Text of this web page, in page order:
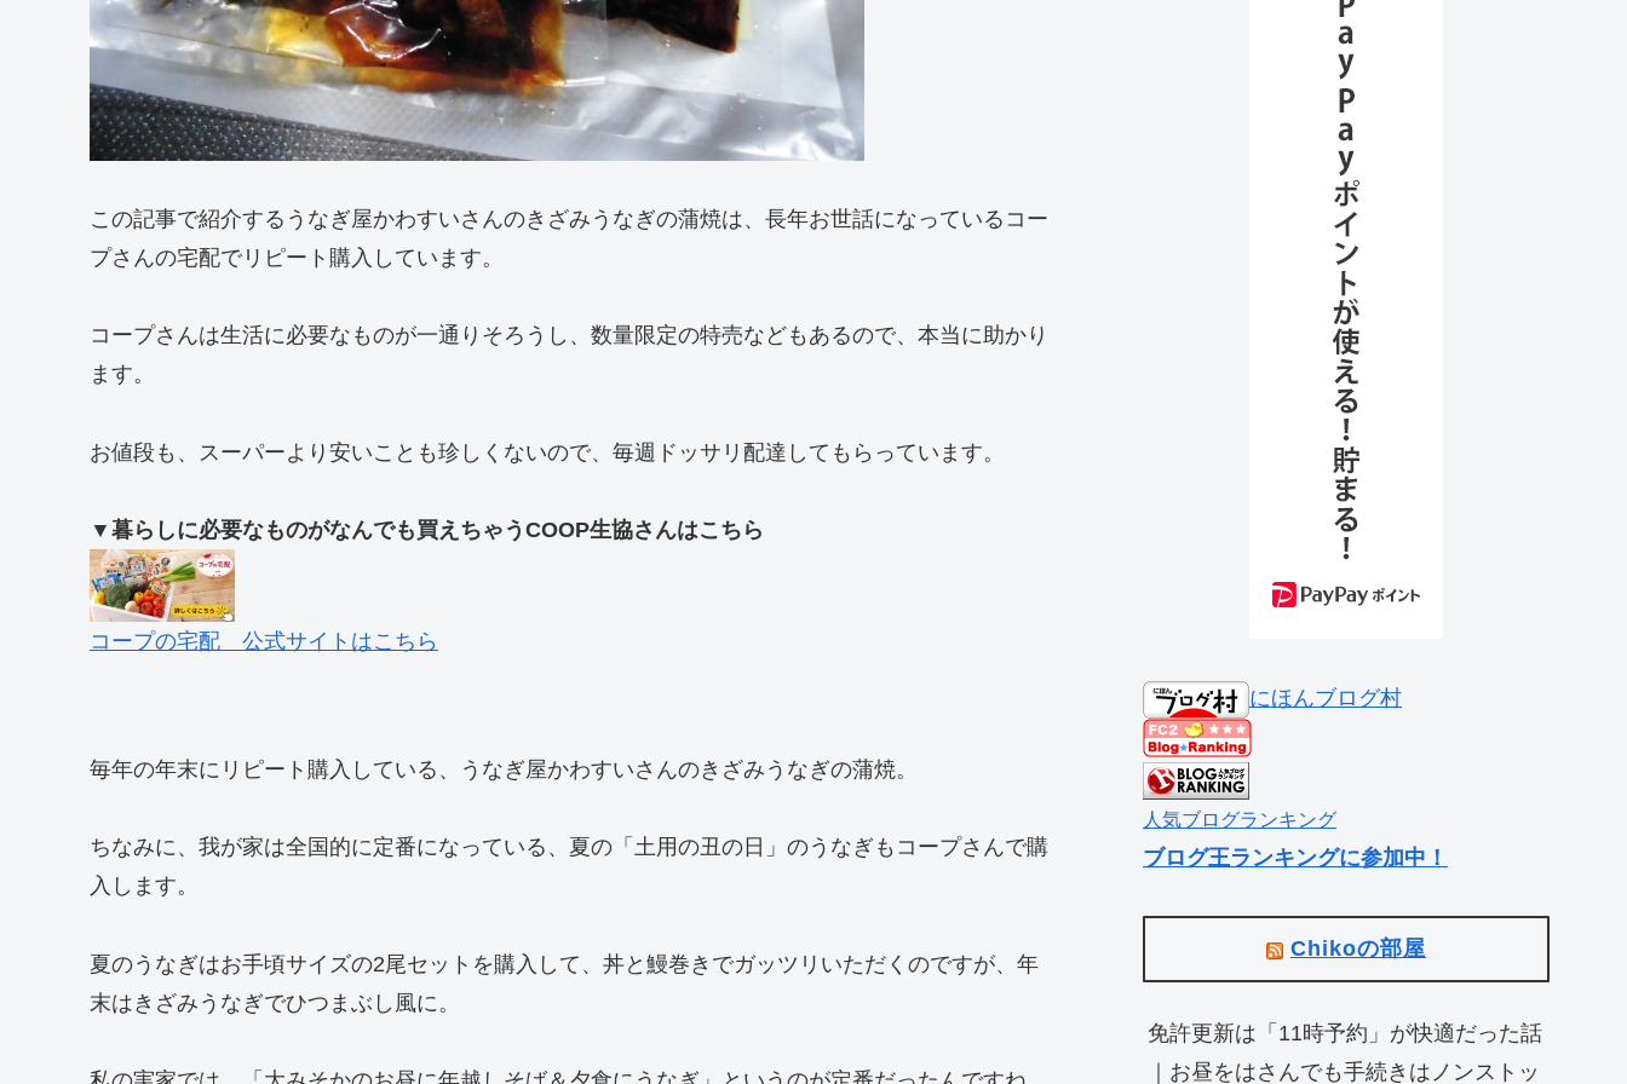
この記事で紹介するうなぎ屋かわすいさんのきざみうなぎの蒲焼は、長年お世話になっているコー
プさんの宅配でリピート購入しています。
コープさんは生活に必要なものが一通りそろうし、数量限定の特売などもあるので、本当に助かり
ます。
お値段も、スーパーより安いことも珍しくないので、毎週ドッサリ配達してもらっています。
▼暮らしに必要なものがなんでも買えちゃうCOOP生協さんはこちら
コープの宅配 公式サイトはこちら
毎年の年末にリピート購入している、うなぎ屋かわすいさんのきざみうなぎの蒲焼。
ちなみに、我が家は全国的に定番になっている、夏の「土用の丑の日」のうなぎもコープさんで購
入します。
夏のうなぎはお手頃サイズの2尾セットを購入して、丼と鰻巻きでガッツリいただくのですが、年
末はきざみうなぎでひつまぶし風に。
にほんブログ村
人気ブログランキング
ブログ王ランキングに参加中！
Chikoの部屋
免許更新は「11時予約」が快適だった話
｜お昼をはさんでも手続きはノンストッ